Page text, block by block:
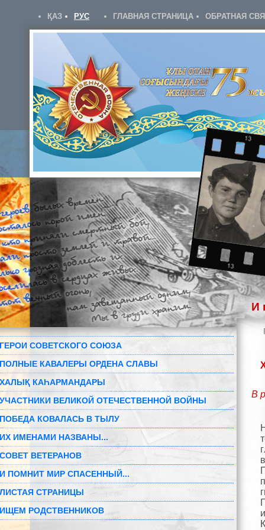
ҚАЗ РУС ГЛАВНАЯ СТРАНИЦА ОБРАТНАЯ
И
ГЕРОИ СОВЕТСКОГО СОЮЗА
ПОЛНЫЕ КАВАЛЕРЫ ОРДЕНА СЛАВЫ
ХАЛЫҚ КАҺАРМАНДАРЫ
УЧАСТНИКИ ВЕЛИКОЙ ОТЕЧЕСТВЕННОЙ ВОЙНЫ
ПОБЕДА КОВАЛАСЬ В ТЫЛУ
ИХ ИМЕНАМИ НАЗВАНЫ...
СОВЕТ ВЕТЕРАНОВ
И ПОМНИТ МИР СПАСЕННЫЙ...
ЛИСТАЯ СТРАНИЦЫ
ИЩЕМ РОДСТВЕННИКОВ
В